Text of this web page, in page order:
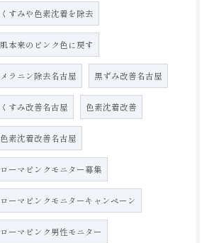
くすみや色素沈着を除去
肌本来のピンク色に戻す
メラニン除去名古屋 黒ずみ改善名古屋
くすみ改善名古屋 色素沈着改善
色素沈着改善名古屋
ローマピンクモニター募集
ローマピンクモニターキャンペーン
ローマピンク男性モニター